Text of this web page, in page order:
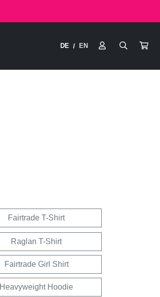
DE / EN
Fairtrade T-Shirt
Raglan T-Shirt
Fairtrade Girl Shirt
Heavyweight Hoodie